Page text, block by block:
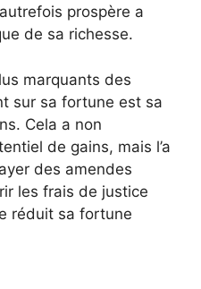
prospère a
de sa richesse.
marquants des
sur sa fortune est sa
Cela a non
de gains, mais l’a
des amendes
les frais de justice
réduit sa fortune